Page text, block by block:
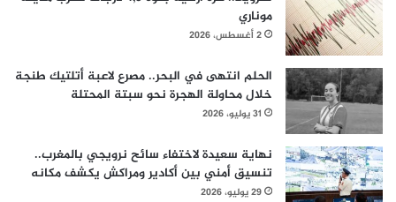
موناري
2 أغسطس، 2026
الحلم انتهى في البحر.. مصرع لاعبة أتلتيك طنجة
خلال محاولة الهجرة نحو سبتة المحتلة
31 يوليو، 2026
نهاية سعيدة لاختفاء سائح نرويجي بالمغرب..
تنسيق أمني بين أكادير ومراكش يكشف مكانه
29 يوليو، 2026